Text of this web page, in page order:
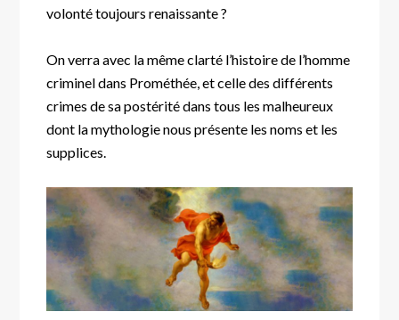
volonté toujours renaissante ?
On verra avec la même clarté l’histoire de l’homme
criminel dans Prométhée, et celle des différents
crimes de sa postérité dans tous les malheureux
dont la mythologie nous présente les noms et les
supplices.